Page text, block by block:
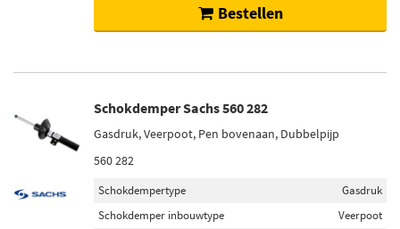
Bestellen
Schokdemper Sachs 560 282
Gasdruk, Veerpoot, Pen bovenaan, Dubbelpijp
560 282
Schokdempertype
Gasdruk
Schokdemper inbouwtype
Veerpoot